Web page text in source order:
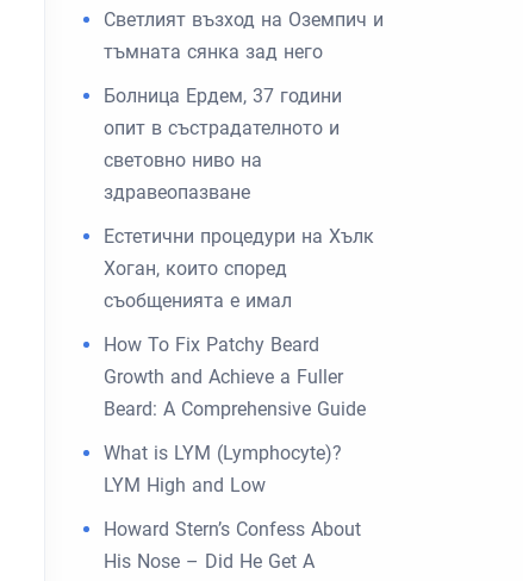
Светлият възход на Оземпич и
тъмната сянка зад него
Болница Ердем, 37 години
опит в състрадателното и
световно ниво на
здравеопазване
Естетични процедури на Хълк
Хоган, които според
съобщенията е имал
How To Fix Patchy Beard
Growth and Achieve a Fuller
Beard: A Comprehensive Guide
What is LYM (Lymphocyte)?
LYM High and Low
Howard Stern’s Confess About
His Nose – Did He Get A